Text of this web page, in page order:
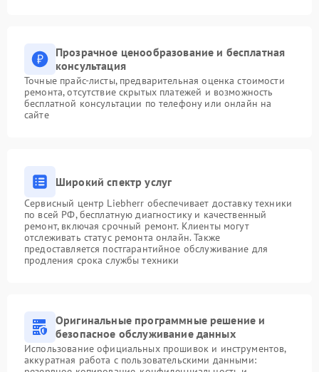
Прозрачное ценообразование и бесплатная
консультация
Точные прайс-листы, предварительная оценка стоимости
ремонта, отсутствие скрытых платежей и возможность
бесплатной консультации по телефону или онлайн на
сайте
Широкий спектр услуг
Сервисный центр Liebherr обеспечивает доставку техники
по всей РФ, бесплатную диагностику и качественный
ремонт, включая срочный ремонт. Клиенты могут
отслеживать статус ремонта онлайн. Также
предоставляется постгарантийное обслуживание для
продления срока службы техники
Оригинальные программные решение и
безопасное обслуживание данных
Использование официальных прошивок и инструментов,
аккуратная работа с пользовательскими данными: